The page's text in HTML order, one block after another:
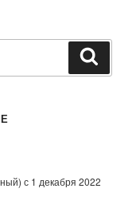
с 1 декабря 2022